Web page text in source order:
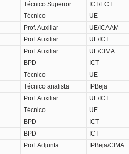
Técnico Superior
ICT/ECT
Técnico
UE
Prof. Auxiliar
UE/ICAAM
Prof. Auxiliar
UE/ICT
Prof. Auxiliar
UE/CIMA
BPD
ICT
Técnico
UE
Técnico analista
IPBeja
Prof. Auxiliar
UE/ICT
Técnico
UE
BPD
ICT
BPD
ICT
Prof. Adjunta
IPBeja/CIMA